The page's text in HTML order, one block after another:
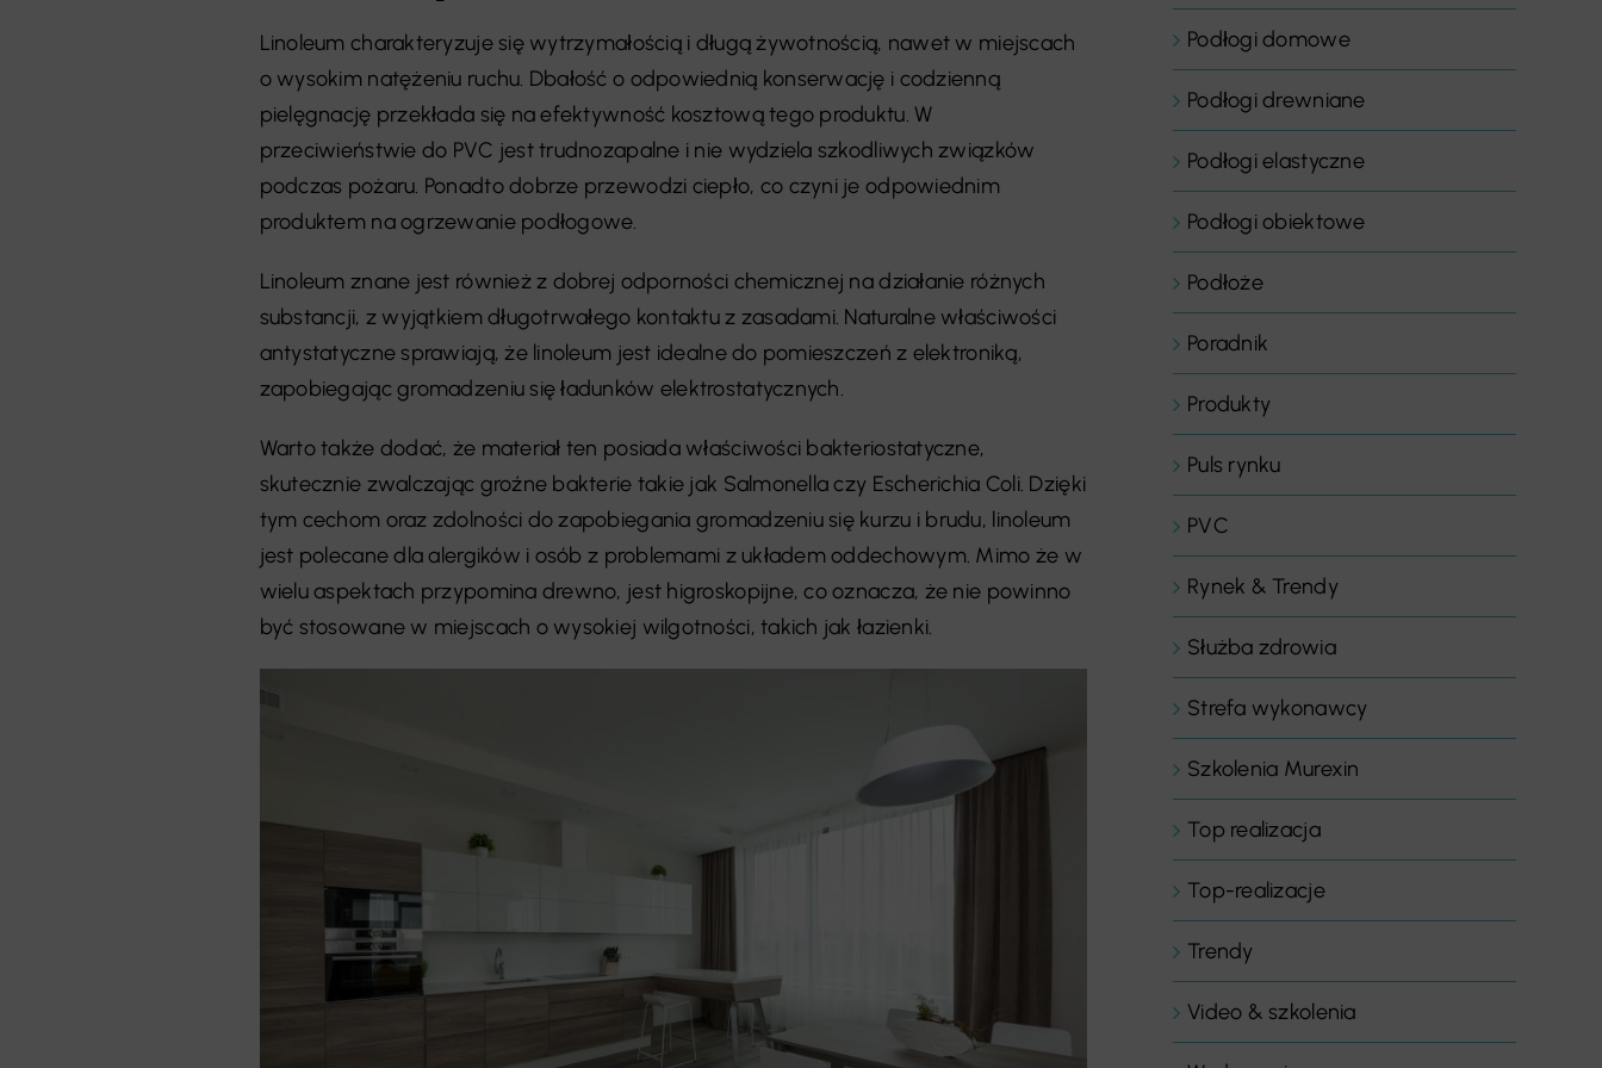
Linoleum charakteryzuje się wytrzymałością i długą żywotnością, nawet w miejscach
o wysokim natężeniu ruchu. Dbałość o odpowiednią konserwację i codzienną
pielęgnację przekłada się na efektywność kosztową tego produktu. W
przeciwieństwie do PVC jest trudnozapalne i nie wydziela szkodliwych związków
podczas pożaru. Ponadto dobrze przewodzi ciepło, co czyni je odpowiednim
produktem na ogrzewanie podłogowe.
Linoleum znane jest również z dobrej odporności chemicznej na działanie różnych
substancji, z wyjątkiem długotrwałego kontaktu z zasadami. Naturalne właściwości
antystatyczne sprawiają, że linoleum jest idealne do pomieszczeń z elektroniką,
zapobiegając gromadzeniu się ładunków elektrostatycznych.
Warto także dodać, że materiał ten posiada właściwości bakteriostatyczne,
skutecznie zwalczając groźne bakterie takie jak Salmonella czy Escherichia Coli. Dzięki
tym cechom oraz zdolności do zapobiegania gromadzeniu się kurzu i brudu, linoleum
jest polecane dla alergików i osób z problemami z układem oddechowym. Mimo że w
wielu aspektach przypomina drewno, jest higroskopijne, co oznacza, że nie powinno
być stosowane w miejscach o wysokiej wilgotności, takich jak łazienki.
Podłogi domowe
Podłogi drewniane
Podłogi elastyczne
Podłogi obiektowe
Podłoże
Poradnik
Produkty
Puls rynku
PVC
Rynek & Trendy
Służba zdrowia
Strefa wykonawcy
Szkolenia Murexin
Top realizacja
Top-realizacje
Trendy
Video & szkolenia